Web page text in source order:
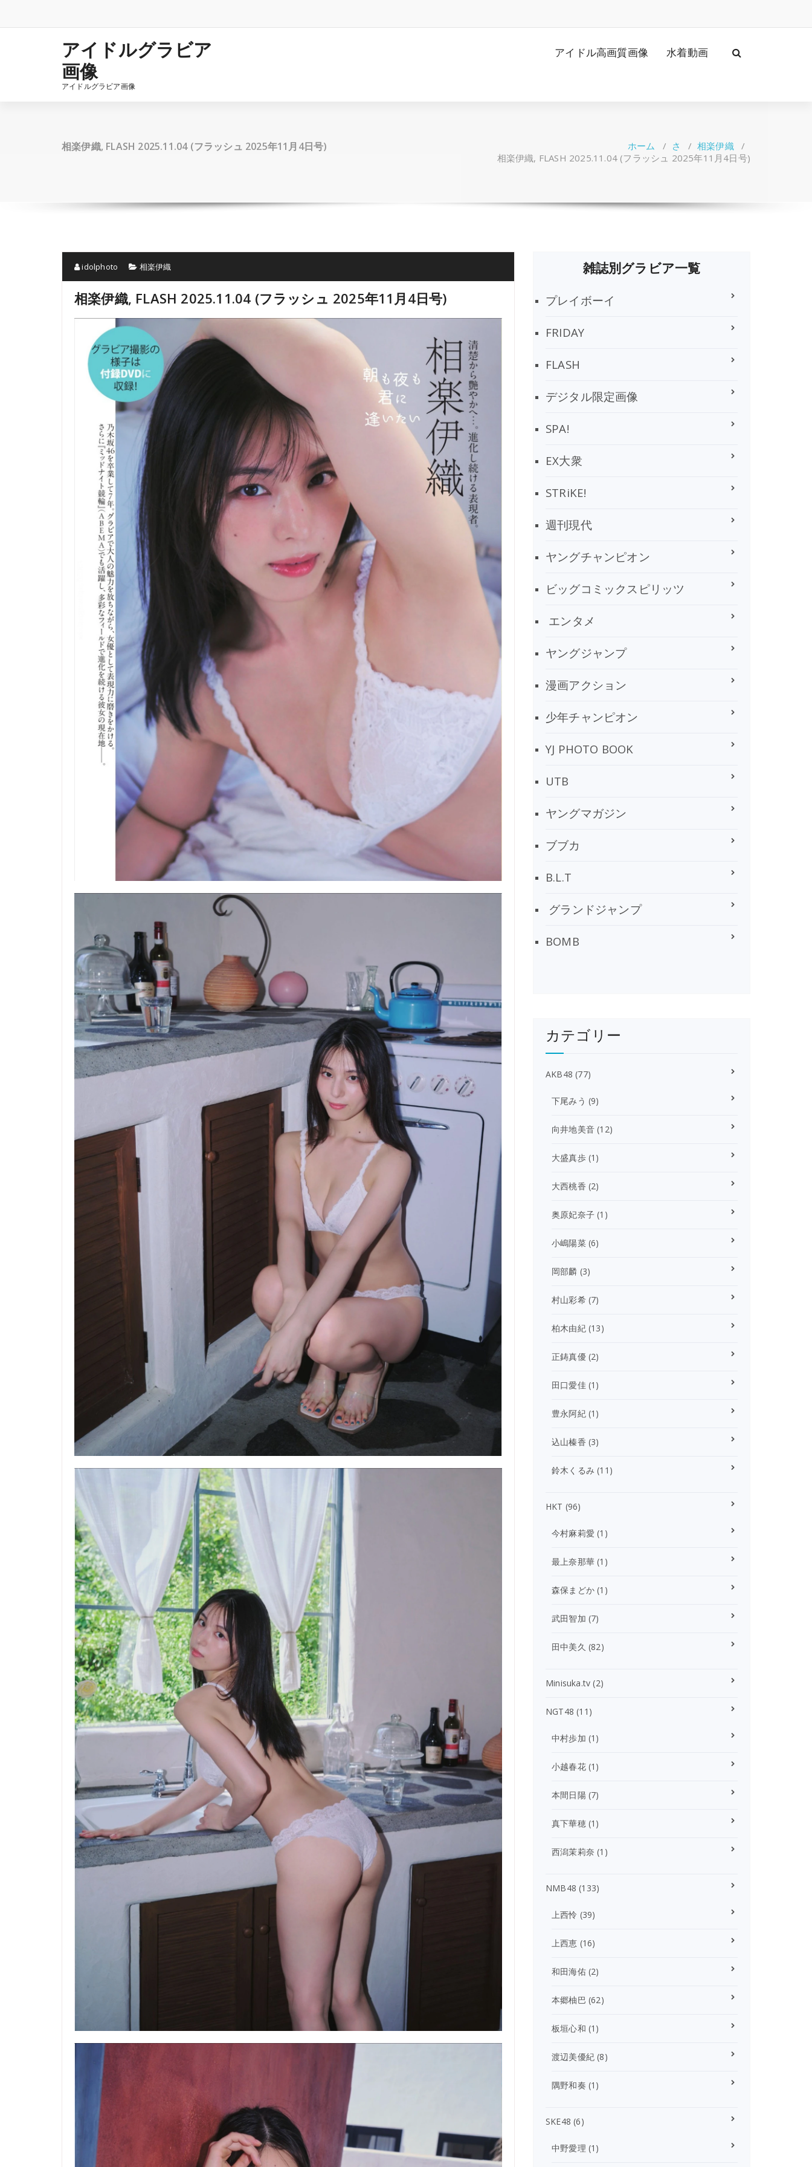
テ
アイドルグラビア
画像
アイドルグラビア画像
アイドル高画質画像 水着動画
相楽伊織, FLASH 2025.11.04 (フラッシュ 2025年11月4日号) ホーム / さ / 相楽伊織/
相楽伊織, FLASH 2025.11.04 (フラッシュ 2025年11月4日号)
idolphoto 相楽伊織
相楽伊織, FLASH 2025.11.04 (フラッシュ 2025年11月4日号)
雑誌別グラビア一覧
プレイボーイ
FRIDAY
FLASH
デジタル限定画像
SPA!
EX大衆
STRiKE!
週刊現代
ヤングチャンピオン
ビッグコミックスピリッツ
エンタメ
ヤングジャンプ
漫画アクション
少年チャンピオン
YJ PHOTO BOOK
UTB
ヤングマガジン
ブブカ
B.L.T
グランドジャンプ
BOMB
カテゴリー
AKB48 (77)
下尾みう (9)
向井地美音 (12)
大盛真歩(1)
大西桃香 (2)
奥原妃奈子 (1)
小嶋陽菜(6)
岡部麟 (3)
村山彩希(7)
柏木由紀(13)
正鋳真優(2)
田口愛佳(1)
豊永阿紀(1)
込山榛香 (3)
鈴木くるみ (11)
HKT (96)
今村麻莉愛 (1)
最上奈那華 (1)
森保まどか (1)
武田智加 (7)
田中美久 (82)
Minisuka.tv (2)
NGT48 (11)
中村歩加 (1)
小越春花(1)
本間日陽(7)
真下華穂(1)
西潟茉莉奈 (1)
NMB48 (133)
上西怜 (39)
上西恵 (16)
和田海佑(2)
本郷柚巴 (62)
板垣心和 (1)
渡辺美優紀 (8)
隅野和奏 (1)
SKE48 (6)
中野愛理 (1)